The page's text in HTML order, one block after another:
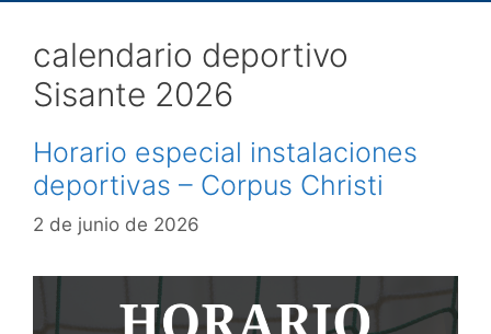
calendario deportivo
Sisante 2026
Horario especial instalaciones
deportivas – Corpus Christi
2 de junio de 2026